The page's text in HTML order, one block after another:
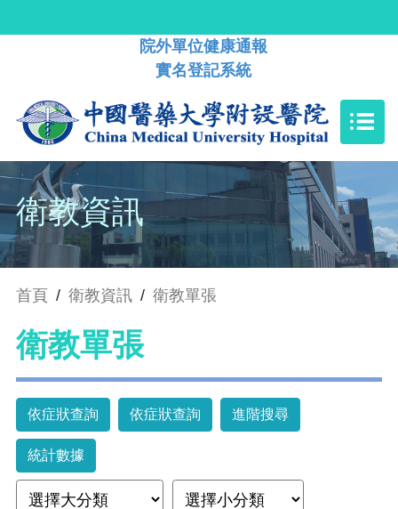
院外單位健康通報
實名登記系統
衛教資訊
首頁 / 衛教資訊 / 衛教單張
衛教單張
依症狀查詢 依症狀查詢 進階搜尋
統計數據